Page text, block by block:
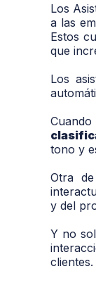
Los
a las
Estos
que
Los
Cuando
tono y
Otra
y del
Y no
clientes.